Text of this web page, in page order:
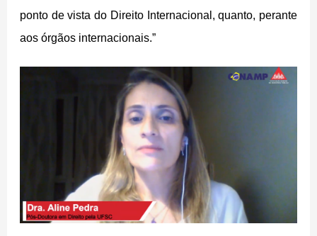
ponto de vista do Direito Internacional, quanto, perante
aos órgãos internacionais.”